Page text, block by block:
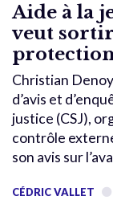
Aide à la
veut
Christian
d’avis et
justice (CSJ),
contrôle
son avis sur
CÉDRIC VALLET